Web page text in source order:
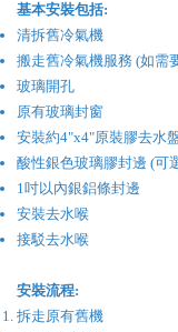
基本安裝包括:
清拆舊冷氣機
搬走舊冷氣機服務 (如需
玻璃開孔
原有玻璃封窗
安裝約4"x4"原裝膠去水
酸性銀色玻璃膠封邊 (可
1吋以內銀鋁條封邊
安裝去水喉
接駁去水喉
安裝流程:
拆走原有舊機